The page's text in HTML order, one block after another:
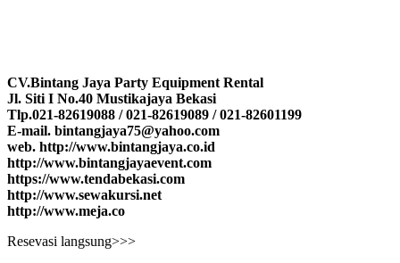
CV.Bintang Jaya Party Equipment Rental
Jl. Siti I No.40 Mustikajaya Bekasi
Tlp.021-82619088 / 021-82619089 / 021-82601199
E-mail. bintangjaya75@yahoo.com
web. http://www.bintangjaya.co.id
http://www.bintangjayaevent.com
https://www.tendabekasi.com
http://www.sewakursi.net
http://www.meja.co
Resevasi langsung>>>